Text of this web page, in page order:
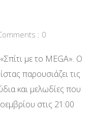
: 0
με το MEGA». Ο
παρουσιάζει τις
και μελωδίες που
στις 21:00